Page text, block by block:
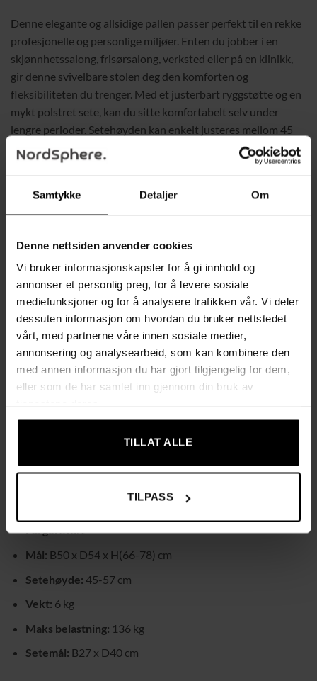
Samtykke Detaljer Om
Denne nettsiden anvender cookies
Vi bruker informasjonskapsler for å gi innhold og
annonser et personlig preg, for å levere sosiale
mediefunksjoner og for å analysere trafikken vår. Vi deler
dessuten informasjon om hvordan du bruker nettstedet
vårt, med partnerne våre innen sosiale medier,
annonsering og analysearbeid, som kan kombinere den
med annen informasjon du har gjort tilgjengelig for dem,
eller som de har samlet inn gjennom din bruk av
TILLAT ALLE
TILPASS
Denne elegante og allsidige pallen passer perfekt til en rekke
profesjonelle og personlige miljøer. Enten du jobber i en
skjønnhetssalong, frisørsalong, verksted eller på en klinikk,
gir denne svivelbare stolen deg den komforten og
fleksibiliteten du trenger. Med et justerbart ryggstøtte og en
mykt polstret sete, kan du sitte komfortabelt selv under
lengre perioder. Setehøyden kan enkelt justeres mellom 45
og 57 cm for å passe ulike arbeidsflater. Det slitesterke
kunstlæret er både holdbart og lett å rengjøre. Den stabile
Egenskaper:
✔ Svivelbar salongstol i klassisk svart design, ideell for
mange bruksområder
✔ Mykt polstret sete og ryggstøtte for maksimal komfort
gjennom hele dagen
✔ Justerbar setehøyde mellom 45 og 57 cm for optimal
tilpasning
✔ Slitesterkt kunstlær som er lett å rengjøre
mobilitet
✔ Enkel montering kreves
Tekniske spesifikasjoner:
PU, metall
Farge:Svart
Mål: B50 x D54 x H(66-78) cm
Setehøyde: 45-57 cm
Vekt: 6 kg
Maks belastning: 136 kg
Setemål: B27 x D40 cm